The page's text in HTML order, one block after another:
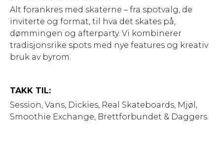
Alt forankres med skaterne – fra spotvalg, de
inviterte og format, til hva det skates på,
dømmingen og afterparty. Vi kombinerer
tradisjonsrike spots med nye features og kreativ
bruk av byrom.
TAKK TIL:
Session, Vans, Dickies, Real Skateboards, Mjøl,
Smoothie Exchange, Brettforbundet & Daggers.